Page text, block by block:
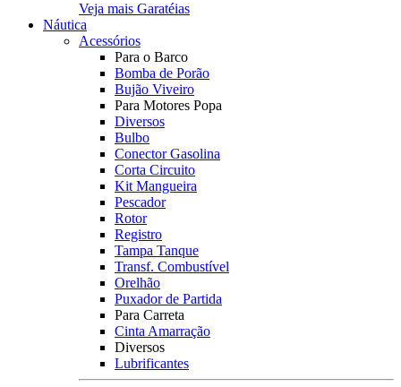
Veja mais Garatéias
Náutica
Acessórios
Para o Barco
Bomba de Porão
Bujão Viveiro
Para Motores Popa
Diversos
Bulbo
Conector Gasolina
Corta Circuito
Kit Mangueira
Pescador
Rotor
Registro
Tampa Tanque
Transf. Combustível
Orelhão
Puxador de Partida
Para Carreta
Cinta Amarração
Diversos
Lubrificantes